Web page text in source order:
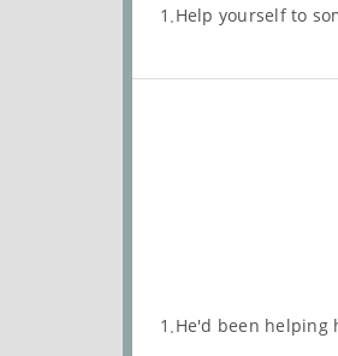
1.Help yourself to
1.He'd been helping